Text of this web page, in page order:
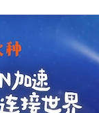
支持 [0] 反对 [0]